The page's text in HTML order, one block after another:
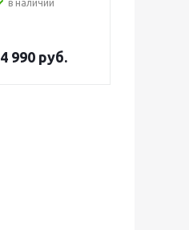
в наличии
4 990 руб.